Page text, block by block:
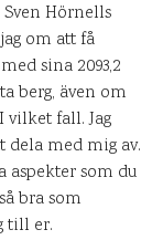
Hörnells
om att få
sina 2093,2
berg, även om
fall. Jag
dela med mig av.
aspekter som du
bra som
till er.